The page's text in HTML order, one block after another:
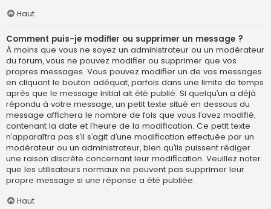
Haut
Comment puis-je modifier ou supprimer un message ?
À moins que vous ne soyez un administrateur ou un modérateur
du forum, vous ne pouvez modifier ou supprimer que vos
propres messages. Vous pouvez modifier un de vos messages
en cliquant le bouton adéquat, parfois dans une limite de temps
après que le message initial ait été publié. Si quelqu’un a déjà
répondu à votre message, un petit texte situé en dessous du
message affichera le nombre de fois que vous l’avez modifié,
contenant la date et l’heure de la modification. Ce petit texte
n’apparaîtra pas s’il s’agit d’une modification effectuée par un
modérateur ou un administrateur, bien qu’ils puissent rédiger
une raison discrète concernant leur modification. Veuillez noter
que les utilisateurs normaux ne peuvent pas supprimer leur
propre message si une réponse a été publiée.
Haut